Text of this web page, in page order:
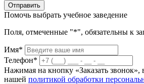
Отправить
Помочь выбрать учебное заведение
Поля, отмеченные "*", обязательны к
Имя*
Телефон*
Нажимая на кнопку «Заказать звонок»,
нашей политикой обработки